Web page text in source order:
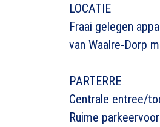
LOCATIE
Fraai gelegen
van Waalre-Dorp
PARTERRE
Centrale entree/
Ruime